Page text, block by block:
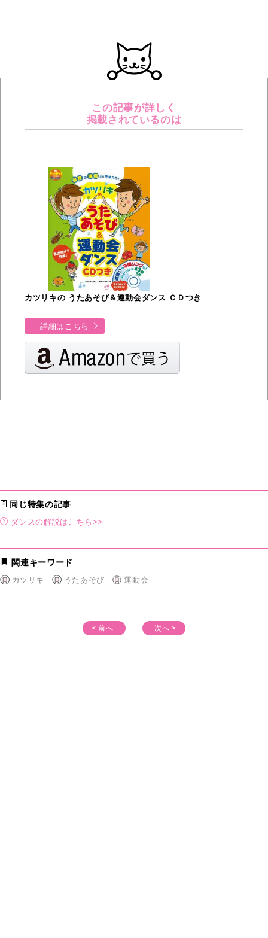
この記事が詳しく
掲載されているのは
カツリキの うたあそび＆運動会ダンス ＣＤつき
詳細はこちら
同じ特集の記事
ダンスの解説はこちら>>
関連キーワード
カツリキ うたあそび 運動会
< 前へ 次へ >